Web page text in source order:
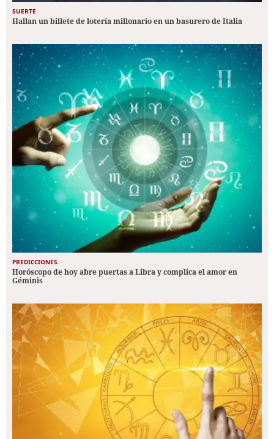
SUERTE
Hallan un billete de lotería millonario en un basurero de Italia
PREDICCIONES
Horóscopo de hoy abre puertas a Libra y complica el amor en
Géminis